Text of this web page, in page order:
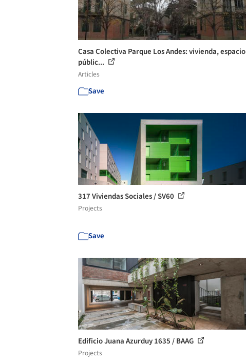
Casa Colectiva Parque Los Andes: vivienda, espacio
públic...
Articles
Save
317 Viviendas Sociales / SV60
Projects
Save
Edificio Juana Azurduy 1635 / BAAG
Projects